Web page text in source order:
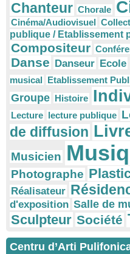
Chanteur Chorale
Cinéma/Audiovisuel
publique / Etablissement
Compositeur
Danse Danseur Ecole
musical Etablissement
Groupe Histoire
Lecture lecture publique
de diffusion
Musicien
Photographe
Réalisateur
d'exposition Salle de
Sculpteur Société
Centru d’Arti